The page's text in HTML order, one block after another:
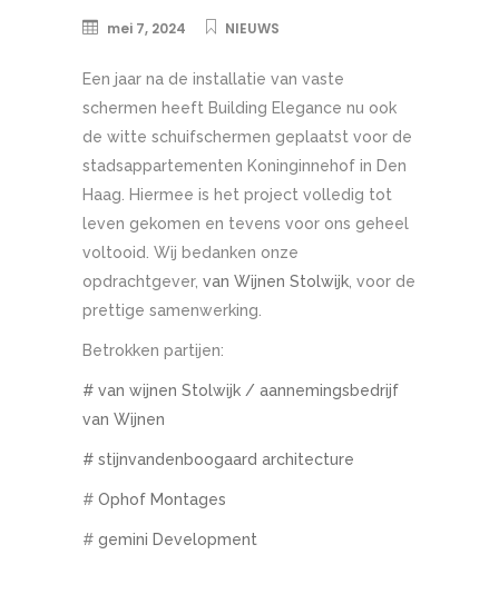
mei 7, 2024 NIEUWS
Een jaar na de installatie van vaste
schermen heeft Building Elegance nu ook
de witte schuifschermen geplaatst voor de
stadsappartementen Koninginnehof in Den
Haag. Hiermee is het project volledig tot
leven gekomen en tevens voor ons geheel
voltooid. Wij bedanken onze
opdrachtgever, van Wijnen Stolwijk , voor de
prettige samenwerking.
Betrokken partijen:
# van wijnen Stolwijk / aannemingsbedrijf
van Wijnen
# stijnvandenboogaard architecture
# Ophof Montages
# gemini Development